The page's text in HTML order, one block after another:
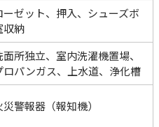
ゼット、押入、シューズボ
収納
所独立、室内洗濯機置場、
ロパンガス、上水道、浄化槽
警報器（報知機）